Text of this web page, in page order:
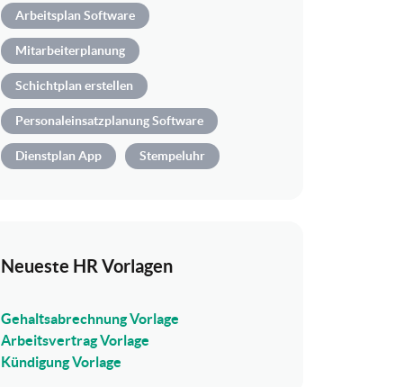
Arbeitsplan Software
Mitarbeiterplanung
Schichtplan erstellen
Personaleinsatzplanung Software
Dienstplan App Stempeluhr
Neueste HR Vorlagen
Gehaltsabrechnung Vorlage
Arbeitsvertrag Vorlage
Kündigung Vorlage